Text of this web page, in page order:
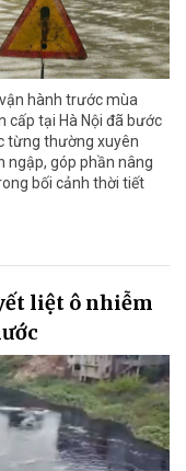
hành trước mùa
cấp tại Hà Nội đã bước
từng thường xuyên
ngập, góp phần nâng
bối cảnh thời tiết
liệt ô nhiễm